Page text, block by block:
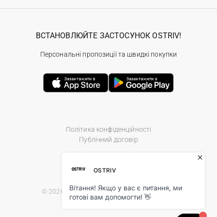
Політика конфіденційності
Публічний договір
© 2026 Ostriv.ua Store. All Rights Reserved.
ВСТАНОВЛЮЙТЕ ЗАСТОСУНОК OSTRIV!
Персональні пропозиції та швидкі покупки